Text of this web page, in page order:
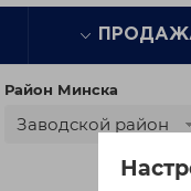
Район Минска
Заводской район
Цена